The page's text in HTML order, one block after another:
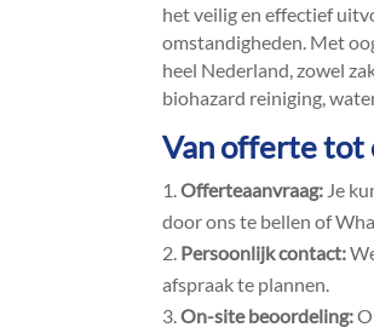
het veilig en effectief
omstandigheden.​ Met
heel Nederland, zowel
biohazard reiniging,
Van offerte tot
Offerteaanvraag: Je
door ons te bellen of
Persoonlijk contact:
afspraak te plannen.​
On-site beoordeling: